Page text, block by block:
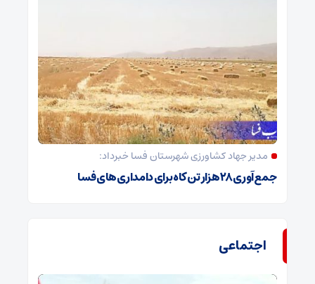
مدیر جهاد کشاورزی شهرستان فسا خبرداد:
جمع‌آوری ۲۸ هزار تن کاه برای دامداری‌های فسا
اجتماعی